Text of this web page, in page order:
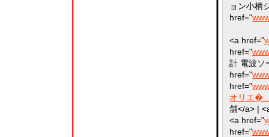
ョン小柄
href="
<a href="
href="
計 電波ソ
href="
href="
オリエ
舗</a> |
<a href="
href="